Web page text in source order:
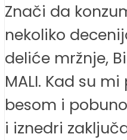
Znači da
nekoliko
deliće mržnje,
MALI. Kad su
besom i
i iznedri